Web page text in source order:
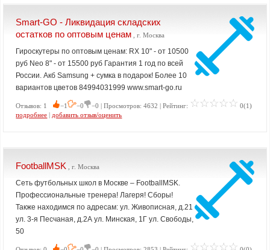
Smart-GO - Ликвидация складских
остатков по оптовым ценам , г. Москва
Гироскутеры по оптовым ценам: RX 10" - от 10500
руб Neo 8" - от 15500 руб Гарантия 1 год по всей
России. Акб Samsung + сумка в подарок! Более 10
вариантов цветов 84994031999 www.smart-go.ru
Отзывов: 1 −1 −0 −0 | Просмотров: 4632 | Рейтинг:
0(1)
подробнее | добавить отзыв/оценить
FootballMSK , г. Москва
Сеть футбольных школ в Москве – FootballMSK.
Профессиональные тренера! Лагеря! Сборы!
Также находимся по адресам: ул. Живописная, д.21
ул. 3-я Песчаная, д.2А ул. Минская, 1Г ул. Свободы,
50